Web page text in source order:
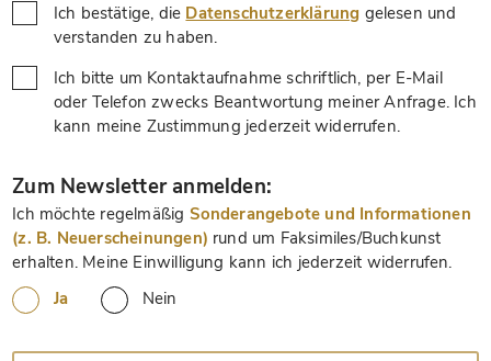
Ich bestätige, die Datenschutzerklärung gelesen und
verstanden zu haben.
Ich bitte um Kontaktaufnahme schriftlich, per E-Mail
oder Telefon zwecks Beantwortung meiner Anfrage. Ich
kann meine Zustimmung jederzeit widerrufen.
Zum Newsletter anmelden:
Ich möchte regelmäßig Sonderangebote und Informationen
(z. B. Neuerscheinungen) rund um Faksimiles/Buchkunst
erhalten. Meine Einwilligung kann ich jederzeit widerrufen.
Ja
Nein